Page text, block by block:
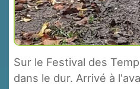
Sur le Festival des
dans le dur. Arrivé à